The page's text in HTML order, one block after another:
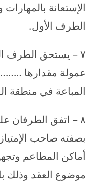
الإستعانة
الطرف الأول.
۷ – يستحق الطرف
عمولة مقدارها
المباعة في منطقة
۸ – اتفق الطرفان
بصفته صاحب
أماكن المطاعم
موضوع العقد